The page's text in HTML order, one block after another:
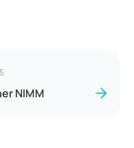
NIMM